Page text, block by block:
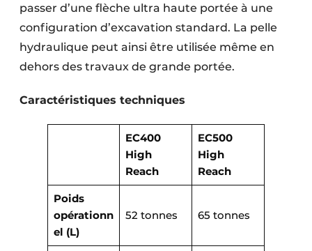
passer d’une flèche ultra haute portée à une
configuration d’excavation standard. La pelle
hydraulique peut ainsi être utilisée même en
dehors des travaux de grande portée.
Caractéristiques techniques
EC400
High
Reach
EC500
High
Reach
Poids
opérationn
el (L)
52 tonnes 65 tonnes